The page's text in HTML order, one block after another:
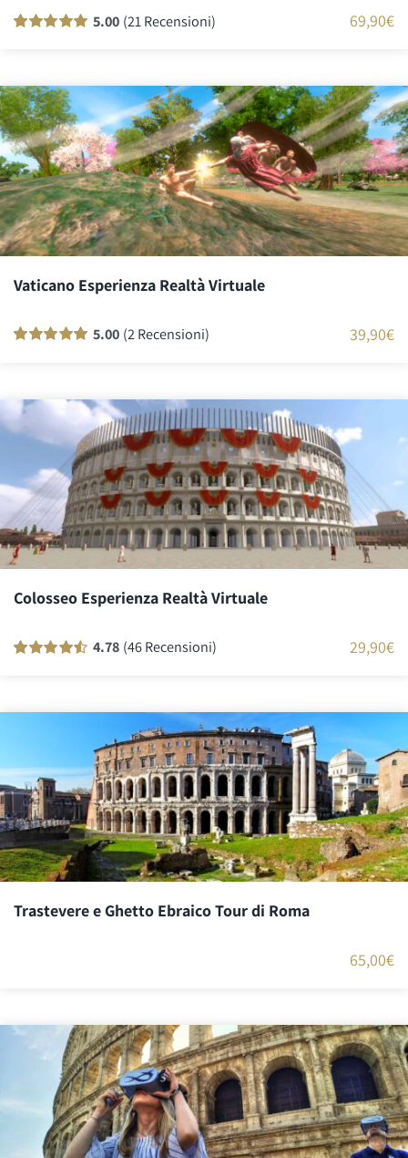
5.00 (21 Recensioni) 69,90€
Vaticano Esperienza Realtà Virtuale
5.00 (2 Recensioni) 39,90€
Colosseo Esperienza Realtà Virtuale
recensioni
4.78 (46 Recensioni) 29,90€
Trastevere e Ghetto Ebraico Tour di Roma
65,00€